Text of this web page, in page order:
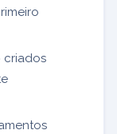
criados